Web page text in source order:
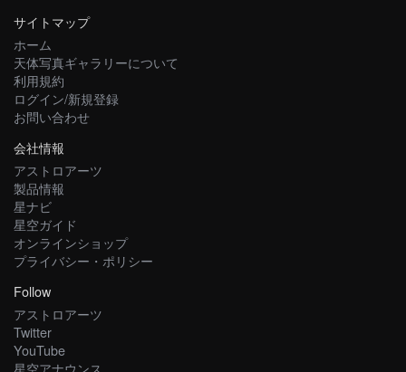
サイトマップ
ホーム
天体写真ギャラリーについて
利用規約
ログイン/新規登録
お問い合わせ
会社情報
アストロアーツ
製品情報
星ナビ
星空ガイド
オンラインショップ
プライバシー・ポリシー
Follow
アストロアーツ
Twitter
YouTube
星空アナウンス